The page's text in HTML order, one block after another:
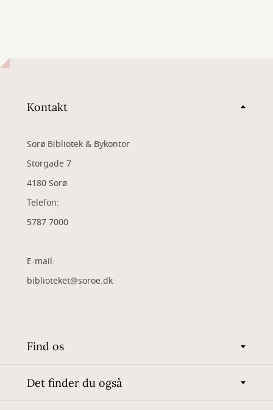
Kontakt
Sorø Bibliotek & Bykontor
Storgade 7
4180 Sorø
Telefon:
5787 7000
E-mail:
biblioteket@soroe.dk
Find os
Det finder du også